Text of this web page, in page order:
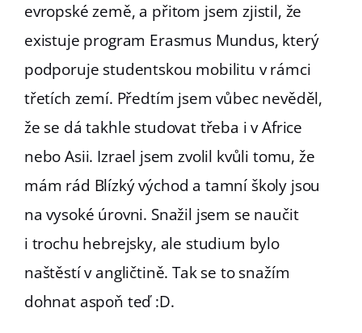
evropské země, a přitom jsem zjistil, že
existuje program Erasmus Mundus, který
podporuje studentskou mobilitu v rámci
třetích zemí. Předtím jsem vůbec nevěděl,
že se dá takhle studovat třeba i v Africe
nebo Asii. Izrael jsem zvolil kvůli tomu, že
mám rád Blízký východ a tamní školy jsou
na vysoké úrovni. Snažil jsem se naučit
i trochu hebrejsky, ale studium bylo
naštěstí v angličtině. Tak se to snažím
dohnat aspoň teď :D.